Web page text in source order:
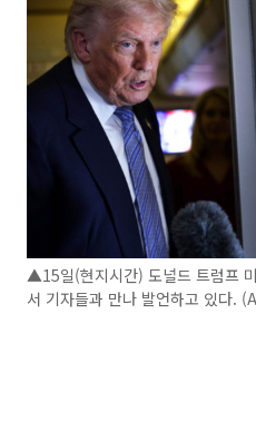
▲15일(현지시간) 도널드 트럼프
서 기자들과 만나 발언하고 있다.